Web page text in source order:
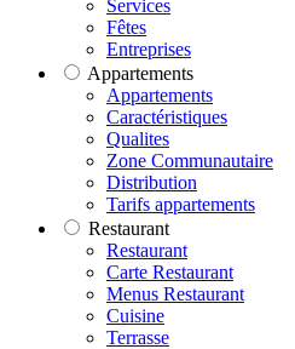
Services
Fêtes
Entreprises
Appartements
Appartements
Caractéristiques
Qualites
Zone Communautaire
Distribution
Tarifs appartements
Restaurant
Restaurant
Carte Restaurant
Menus Restaurant
Cuisine
Terrasse